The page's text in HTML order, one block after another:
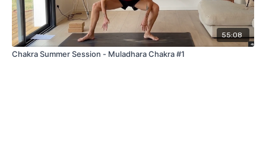
55:08
Chakra Summer Session - Muladhara Chakra #1